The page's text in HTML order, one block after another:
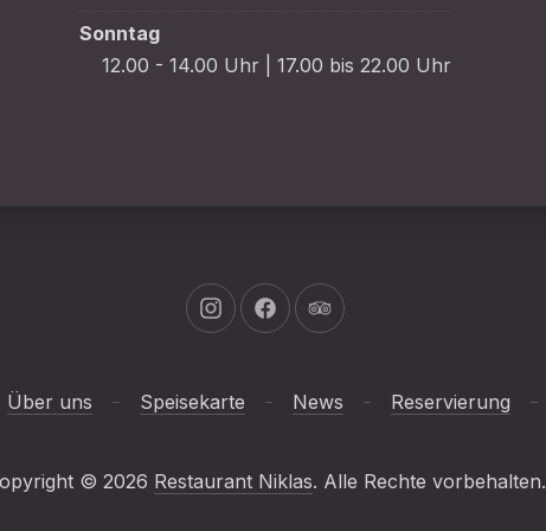
Sonntag
12.00 - 14.00 Uhr | 17.00 bis 22.00 Uhr
Neues Fenster
Neues Fenster
Neues Fenster
Über uns Speisekarte News Reservierung
© 2026 Restaurant Niklas. Alle Rechte vorbehalten.